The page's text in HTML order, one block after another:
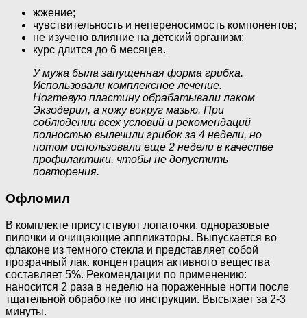
жжение;
чувствительность и непереносимость компонентов;
не изучено влияние на детский организм;
курс длится до 6 месяцев.
У мужа была запущенная форма грибка.
Использовали комплексное лечение.
Ногтевую пластину обрабатывали лаком
Экзодерил, а кожу вокруг мазью. При
соблюдении всех условий и рекомендаций
полностью вылечили грибок за 4 недели, но
потом использовали еще 2 недели в качестве
профилактики, чтобы не допустить
повторения.
Офломил
В комплекте присутствуют лопаточки, одноразовые
пилочки и очищающие аппликаторы. Выпускается во
флаконе из темного стекла и представляет собой
прозрачный лак. концентрация активного вещества
составляет 5%. Рекомендации по применению:
наносится 2 раза в неделю на пораженные ногти после
тщательной обработке по инструкции. Высыхает за 2-3
минуты.